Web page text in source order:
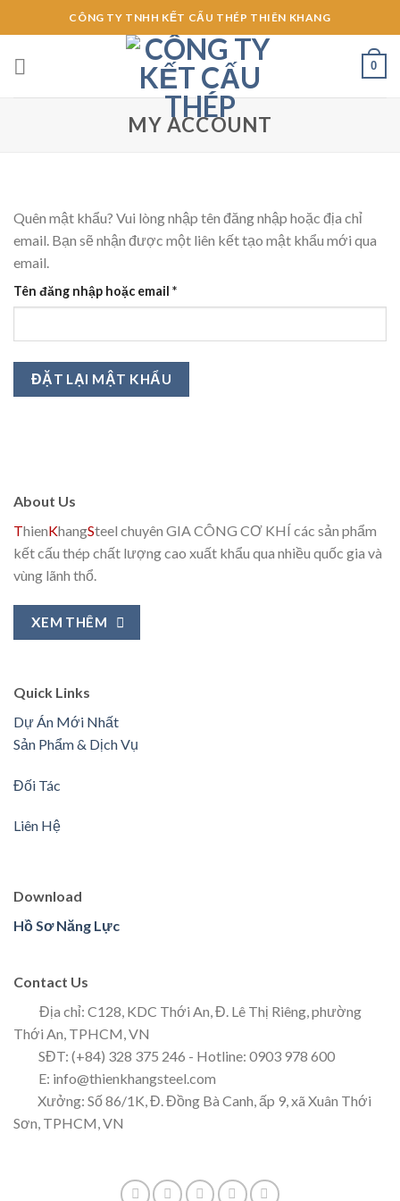
to
content
CÔNG TY TNHH KẾT CẤU THÉP THIÊN KHANG
0
MY ACCOUNT
Quên mật khẩu? Vui lòng nhập tên đăng nhập hoặc địa chỉ
email. Bạn sẽ nhận được một liên kết tạo mật khẩu mới qua
email.
Tên đăng nhập hoặc email *Bắt
buộc
ĐẶT LẠI MẬT KHẨU
About Us
ThienKhangSteel chuyên GIA CÔNG CƠ KHÍ các sản phẩm
kết cấu thép chất lượng cao xuất khẩu qua nhiều quốc gia và
vùng lãnh thổ.
XEM THÊM
Quick Links
Dự Án Mới Nhất
Sản Phẩm & Dịch Vụ
Đối Tác
Liên Hệ
Download
Hồ Sơ Năng Lực
Contact Us
Địa chỉ: C128, KDC Thới An, Đ. Lê Thị Riêng, phường
Thới An, TPHCM, VN
SĐT: (+84) 328 375 246 - Hotline: 0903 978 600
E: info@thienkhangsteel.com
Xưởng: Số 86/1K, Đ. Đồng Bà Canh, ấp 9, xã Xuân Thới
Sơn, TPHCM, VN